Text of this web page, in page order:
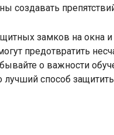
создавать
замков на
предотвратить
о важности
лучший способ